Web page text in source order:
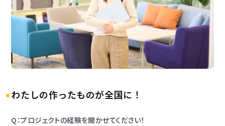
わたしの作ったものが全国に！
Q：プロジェクトの経験を聞かせてください！